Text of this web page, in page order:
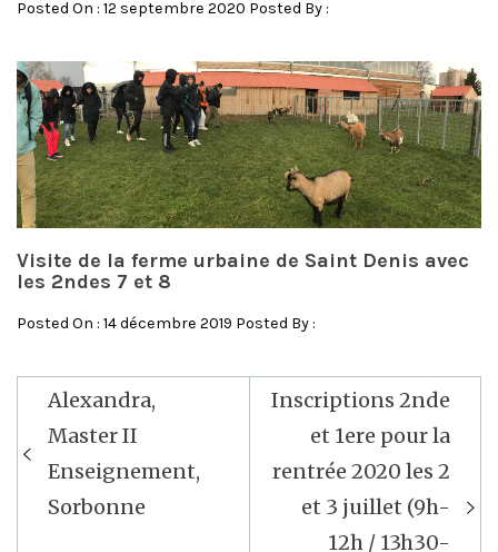
Posted On : 12 septembre 2020 Posted By :
Visite de la ferme urbaine de Saint Denis avec
les 2ndes 7 et 8
Posted On : 14 décembre 2019 Posted By :
Navigation
de
l’article
Alexandra,
Master II
Enseignement,
Sorbonne
Inscriptions 2nde
et 1ere pour la
rentrée 2020 les 2
et 3 juillet (9h-
12h / 13h30-